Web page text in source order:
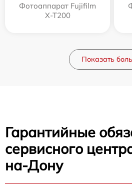
Фотоаппарат Fujifilm
X-T200
Показать
Гарантийные
сервисного
на-Дону